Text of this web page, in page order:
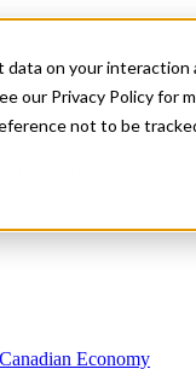
on your interaction
our Privacy Policy for
not to be
Economy